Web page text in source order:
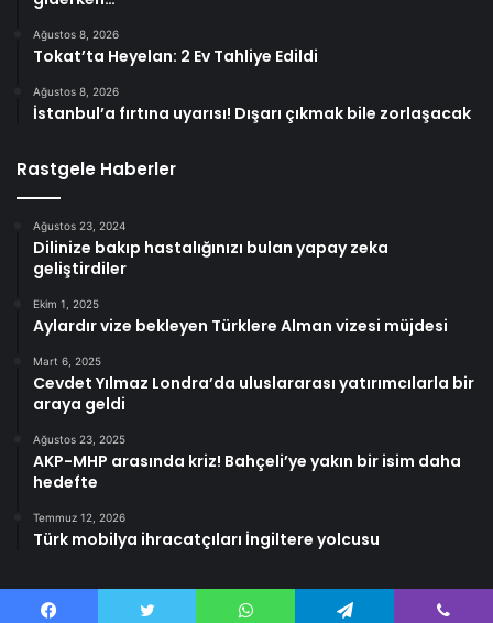
Ağustos 8, 2026
Tokat’ta Heyelan: 2 Ev Tahliye Edildi
Ağustos 8, 2026
İstanbul’a fırtına uyarısı! Dışarı çıkmak bile zorlaşacak
Rastgele Haberler
Ağustos 23, 2024
Dilinize bakıp hastalığınızı bulan yapay zeka
geliştirdiler
Ekim 1, 2025
Aylardır vize bekleyen Türklere Alman vizesi müjdesi
Mart 6, 2025
Cevdet Yılmaz Londra’da uluslararası yatırımcılarla bir
araya geldi
Ağustos 23, 2025
AKP-MHP arasında kriz! Bahçeli’ye yakın bir isim daha
hedefte
Temmuz 12, 2026
Türk mobilya ihracatçıları İngiltere yolcusu